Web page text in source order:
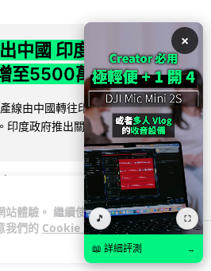
體驗。 繼續使用
我們的 Cookie 政
中國 印度成新機主要
至5500萬部
線由中國轉往印度，目標兩年內將
印度政府推出關稅豁免及稅務優惠延
×
🎵 ⛶
📖 詳細評測 →